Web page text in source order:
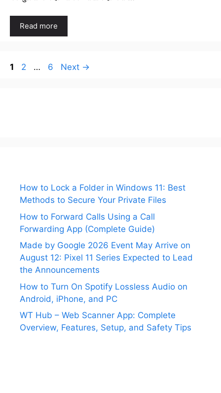
Read more
Page
1 Page
2 … Page
6 Next →
How to Lock a Folder in Windows 11: Best
Methods to Secure Your Private Files
How to Forward Calls Using a Call
Forwarding App (Complete Guide)
Made by Google 2026 Event May Arrive on
August 12: Pixel 11 Series Expected to Lead
the Announcements
How to Turn On Spotify Lossless Audio on
Android, iPhone, and PC
WT Hub – Web Scanner App: Complete
Overview, Features, Setup, and Safety Tips